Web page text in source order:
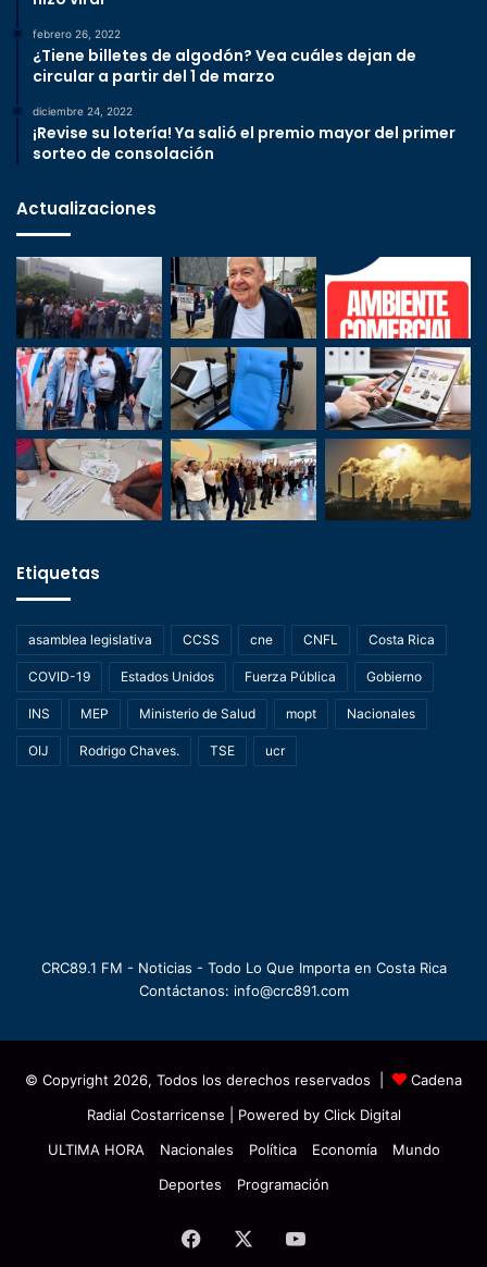
febrero 26, 2022
¿Tiene billetes de algodón? Vea cuáles dejan de
circular a partir del 1 de marzo
diciembre 24, 2022
¡Revise su lotería! Ya salió el premio mayor del primer
sorteo de consolación
Actualizaciones
Etiquetas
asamblea legislativa CCSS cne CNFL Costa Rica
COVID-19 Estados Unidos Fuerza Pública Gobierno
INS MEP Ministerio de Salud mopt Nacionales
OIJ Rodrigo Chaves. TSE ucr
CRC89.1 FM - Noticias - Todo Lo Que Importa en Costa Rica
Contáctanos: info@crc891.com
© Copyright 2026, Todos los derechos reservados |
Cadena
Radial Costarricense | Powered by Click Digital
ULTIMA HORA
Nacionales Política Economía
Mundo
Deportes
Programación
Facebook